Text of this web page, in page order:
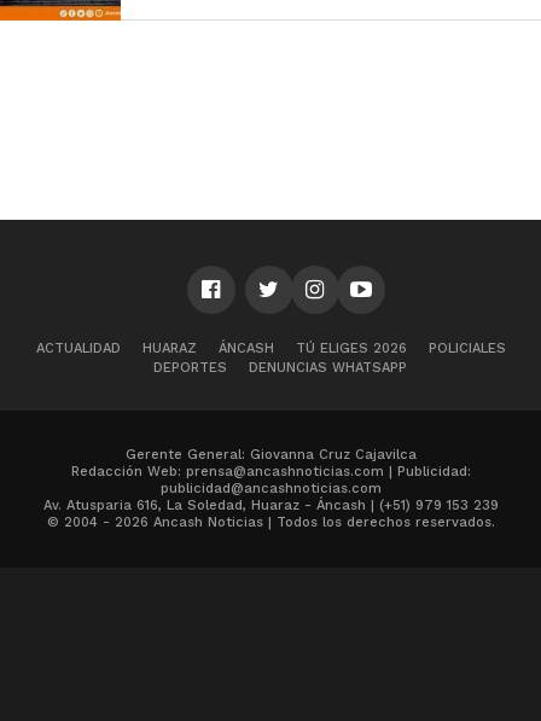
ACTUALIDAD HUARAZ ÁNCASH TÚ ELIGES 2026
POLICIALES
DEPORTES
DENUNCIAS WHATSAPP
Gerente General: Giovanna Cruz Cajavilca
Redacción Web: prensa@ancashnoticias.com | Publicidad:
publicidad@ancashnoticias.com
Av. Atusparia 616, La Soledad, Huaraz - Áncash | (+51) 979 153 239
© 2004 - 2026 Ancash Noticias | Todos los derechos reservados.